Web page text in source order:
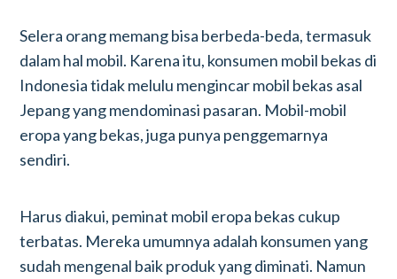
Selera orang memang bisa berbeda-beda, termasuk
dalam hal mobil. Karena itu, konsumen mobil bekas di
Indonesia tidak melulu mengincar mobil bekas asal
Jepang yang mendominasi pasaran. Mobil-mobil
eropa yang bekas, juga punya penggemarnya
sendiri.
Harus diakui, peminat mobil eropa bekas cukup
terbatas. Mereka umumnya adalah konsumen yang
sudah mengenal baik produk yang diminati. Namun